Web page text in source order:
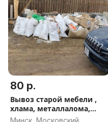
80 р.
Вывоз старой мебели ,
хлама, металлалома,
деревастрой мусора
Минск, Московский